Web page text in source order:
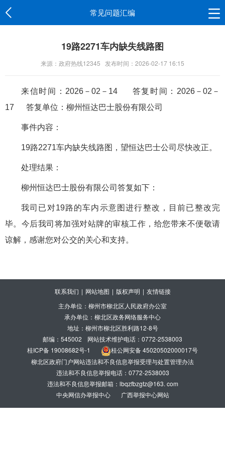
常见问题汇编
19路2271车内缺失线路图
来源：政府热线12345 发布时间：2026-02-17 16:15
来信时间：2026－02－14 答复时间：2026－02－
17 答复单位： 柳州恒达巴士股份有限公司
事件内容：
19路2271车内缺失线路图，望恒达巴士公司尽快改正。
处理结果：
柳州恒达巴士股份有限公司答复如下：
我司已对19路的车内示意图进行整改，目前已整改完
毕。今后我司将加强对站牌的审核工作 ， 给您带来不便敬请
谅解 ， 感谢您对公交的关心和支持。
联系我们 | 网站地图 | 版权声明 | 友情链接
主办单位：柳州市柳北区人民政府办公室
承办单位：柳北区政务网络服务中心
地址：柳州市柳北区胜利路12-8号
邮编：545002
网站技术维护电话：0772-2538003
桂ICP备 19008682号-1
桂公网安备 45020502000017号
柳北区政府门户网站违法和不良信息举报受理与处置管理办法
违法和不良信息举报电话：0772-2538003
违法和不良信息举报邮箱：lbqzfbzgtz@163. com
中央网信办举报中心
广西举报中心网站